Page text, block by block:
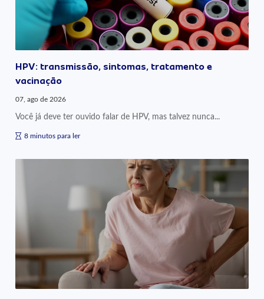
HPV: transmissão, sintomas, tratamento e
vacinação
07, ago de 2026
Você já deve ter ouvido falar de HPV, mas talvez nunca...
8 minutos para ler